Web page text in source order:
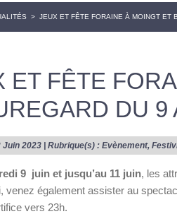
> JEUX ET FÊTE FORAINE À MOINGT ET
ET FÊTE
DU 9
Juin 2023 | Rubrique(s) : Evènement,
9 juin et jusqu’au 11 juin, les
venez également assister au
vers 23h.